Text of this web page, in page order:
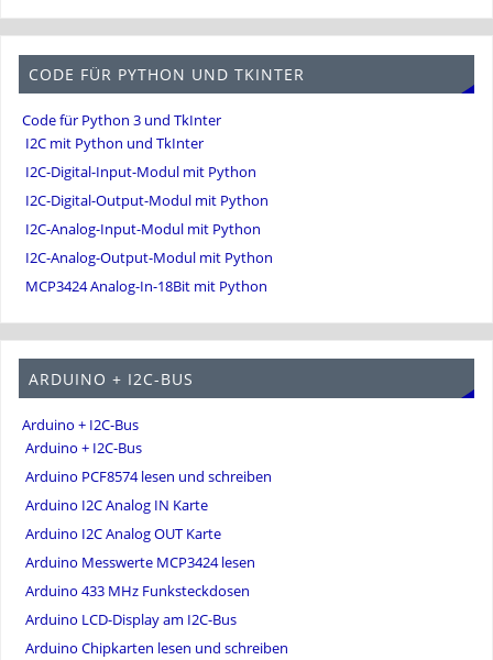
CODE FÜR PYTHON UND TKINTER
Code für Python 3 und TkInter
I2C mit Python und TkInter
I2C-Digital-Input-Modul mit Python
I2C-Digital-Output-Modul mit Python
I2C-Analog-Input-Modul mit Python
I2C-Analog-Output-Modul mit Python
MCP3424 Analog-In-18Bit mit Python
ARDUINO + I2C-BUS
Arduino + I2C-Bus
Arduino + I2C-Bus
Arduino PCF8574 lesen und schreiben
Arduino I2C Analog IN Karte
Arduino I2C Analog OUT Karte
Arduino Messwerte MCP3424 lesen
Arduino 433 MHz Funksteckdosen
Arduino LCD-Display am I2C-Bus
Arduino Chipkarten lesen und schreiben